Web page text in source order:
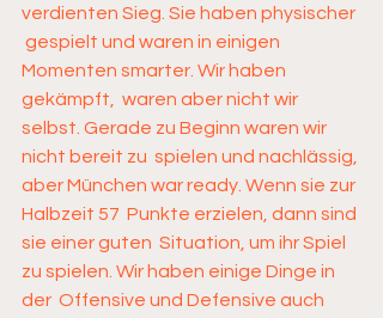
verdienten Sieg. Sie haben physischer
gespielt und waren in einigen
Momenten smarter. Wir haben
gekämpft,  waren aber nicht wir
selbst. Gerade zu Beginn waren wir
nicht bereit zu  spielen und nachlässig,
aber München war ready. Wenn sie zur
Halbzeit 57  Punkte erzielen, dann sind
sie einer guten  Situation, um ihr Spiel
zu spielen. Wir haben einige Dinge in
der  Offensive und Defensive auch